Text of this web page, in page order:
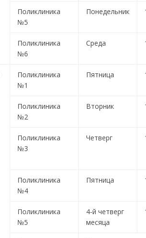
Поликлиника
№5
Понедельник
Поликлиника
№6
Среда
Поликлиника
№1
Пятница
Поликлиника
№2
Вторник
Поликлиника
№3
Четверг
Поликлиника
№4
Пятница
Поликлиника
№5
4-й четверг
месяца